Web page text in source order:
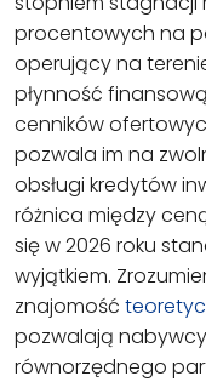
procentowych na
operujący na
płynność
cenników
pozwala im na
obsługi kredytów
różnica między
się w 2026 roku
wyjątkiem.
znajomość
pozwalają
równorzędnego